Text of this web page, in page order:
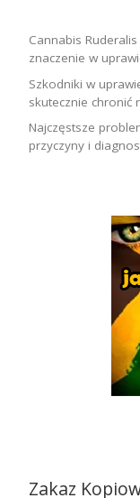
Cannabis
znaczenie w
Szkodniki w
skutecznie chronić
Najczęstsze
przyczyny i
Zakaz